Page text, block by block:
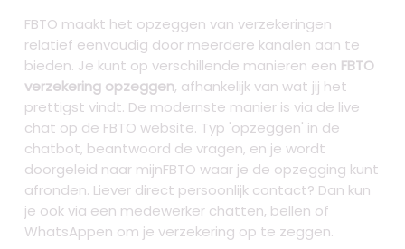
FBTO maakt het opzeggen van verzekeringen
relatief eenvoudig door meerdere kanalen aan te
bieden. Je kunt op verschillende manieren een FBTO
verzekering opzeggen, afhankelijk van wat jij het
prettigst vindt. De modernste manier is via de live
chat op de FBTO website. Typ 'opzeggen' in de
chatbot, beantwoord de vragen, en je wordt
doorgeleid naar mijnFBTO waar je de opzegging kunt
afronden. Liever direct persoonlijk contact? Dan kun
je ook via een medewerker chatten, bellen of
WhatsAppen om je verzekering op te zeggen.